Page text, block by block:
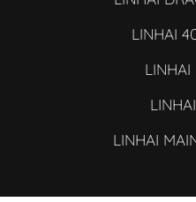
LINHAI
LINHAI